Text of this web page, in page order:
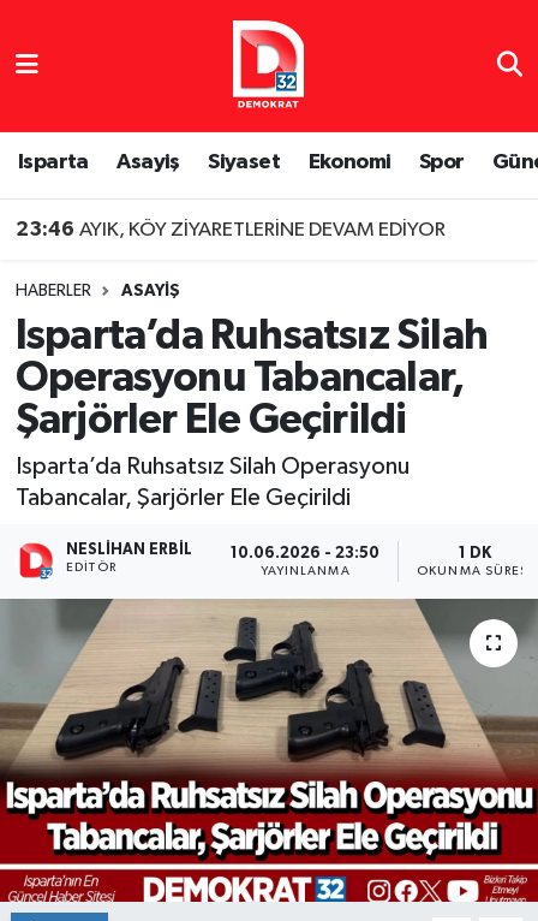
Isparta Asayiş Siyaset Ekonomi Spor
23:46 AYIK, KÖY ZİYARETLERİNE DEVAM EDİYOR
HABERLER ASAYIŞ
Isparta’da Ruhsatsız Silah
Operasyonu Tabancalar,
Şarjörler Ele Geçirildi
Isparta’da Ruhsatsız Silah Operasyonu
Tabancalar, Şarjörler Ele Geçirildi
NESLIHAN ERBIL
EDITÖR
10.06.2026 - 23:50
YAYINLANMA
1 DK
OKUNMA SÜRESI
Isparta Nöbetçi Eczaneler
Isparta Hava Durumu
Süper Lig Puan Durumu ve Fikstür
Tüm Manşetler
Son Dakika Haberleri